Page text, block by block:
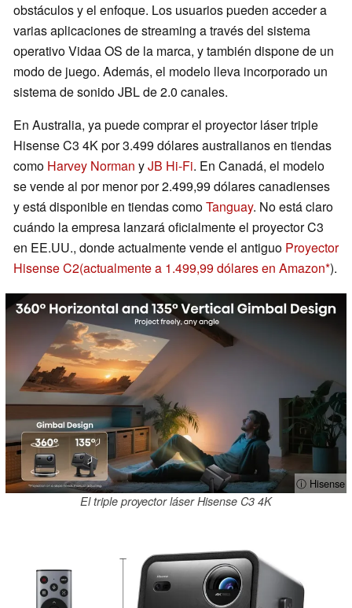
obstáculos y el enfoque. Los usuarios pueden acceder a
varias aplicaciones de streaming a través del sistema
operativo Vidaa OS de la marca, y también dispone de un
modo de juego. Además, el modelo lleva incorporado un
sistema de sonido JBL de 2.0 canales.
En Australia, ya puede comprar el proyector láser triple
Hisense C3 4K por 3.499 dólares australianos en tiendas
como Harvey Norman yJB Hi-Fi. En Canadá, el modelo
se vende al por menor por 2.499,99 dólares canadienses
y está disponible en tiendas comoTanguay. No está claro
cuándo la empresa lanzará oficialmente el proyector C3
en EE.UU., donde actualmente vende el antiguo Proyector
Hisense C2(actualmente a 1.499,99 dólares en Amazon ).
ⓘ Hisense
El triple proyector láser Hisense C3 4K